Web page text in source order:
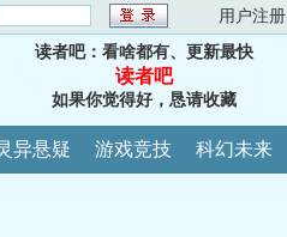
用户注册
读者吧：看啥都有、更新最快
读者吧
如果你觉得好，恳请收藏
异悬疑 游戏竞技 科幻未来